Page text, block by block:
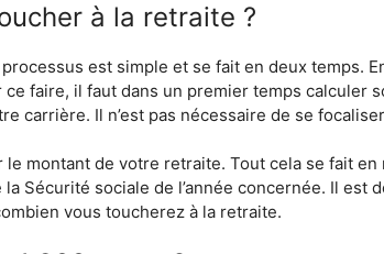
à la retraite ?
est simple et se fait en deux temps.
ce faire, il faut dans un premier temps calculer
carrière. Il n’est pas nécessaire de se
montant de votre retraite. Tout cela se fait
Sécurité sociale de l’année concernée. Il est
vous toucherez à la retraite.